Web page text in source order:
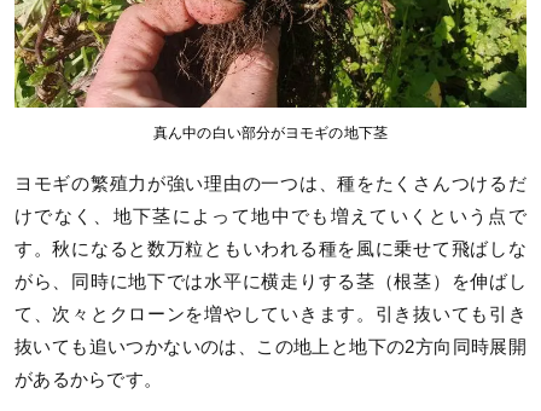
真ん中の白い部分がヨモギの地下茎
ヨモギの繁殖力が強い理由の一つは、種をたくさんつけるだ
けでなく、地下茎によって地中でも増えていくという点で
す。秋になると数万粒ともいわれる種を風に乗せて飛ばしな
がら、同時に地下では水平に横走りする茎（根茎）を伸ばし
て、次々とクローンを増やしていきます。引き抜いても引き
抜いても追いつかないのは、この地上と地下の2方向同時展開
があるからです。